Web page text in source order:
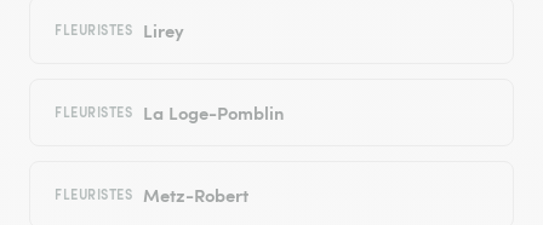
FLEURISTES Lirey
FLEURISTES La Loge-Pomblin
FLEURISTES Metz-Robert